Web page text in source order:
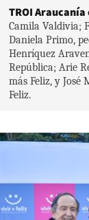
TROI Araucanía
Camila Valdivia;
Daniela Primo,
Henríquez
República; Arie
más Feliz, y
Feliz.